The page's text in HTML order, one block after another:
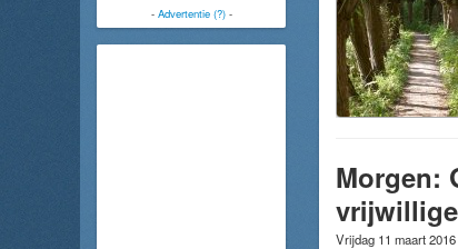
- Advertentie (?)-
Morgen:
Vrijdag 11 maart 2016